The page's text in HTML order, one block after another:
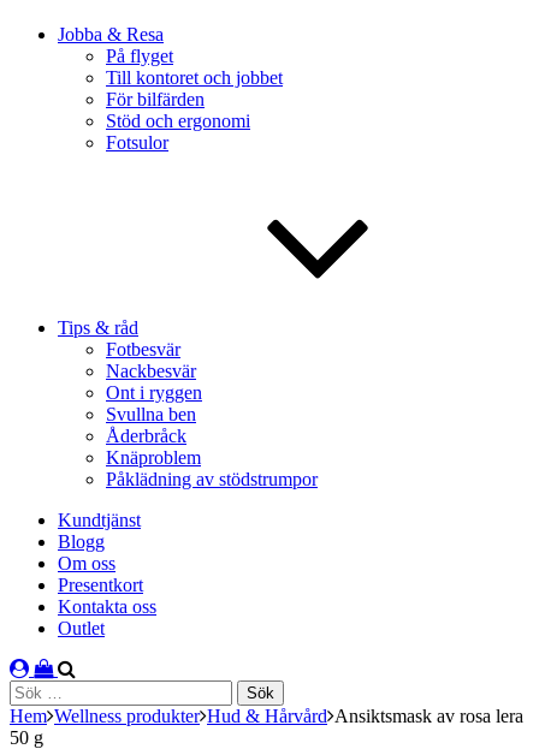
Jobba & Resa
På flyget
Till kontoret och jobbet
För bilfärden
Stöd och ergonomi
Fotsulor
Tips & råd
Fotbesvär
Nackbesvär
Ont i ryggen
Svullna ben
Åderbråck
Knäproblem
Påklädning av stödstrumpor
Kundtjänst
Blogg
Om oss
Presentkort
Kontakta oss
Outlet
Sök
efter:
Hem Wellness produkter Hud & Hårvård Ansiktsmask av rosa lera
50 g